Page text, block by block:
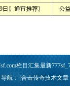
日〖通宵推荐〗 公
栏目汇集最新
航： |合击传奇技术文章